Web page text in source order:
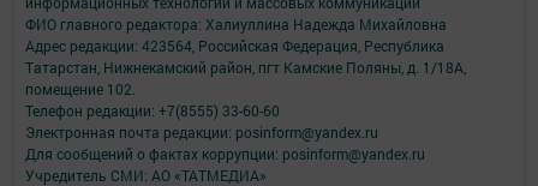
ФИО главного редактора: Халиуллина Надежда Михайловна
Адрес редакции: 423564, Российская Федерация, Республика
Татарстан, Нижнекамский район, пгт Камские Поляны, д. 1/18А,
помещение 102.
Телефон редакции: +7(8555) 33-60-60
Электронная почта редакции: posinform@yandex.ru
Для сообщений о фактах коррупции: posinform@yandex.ru
Учредитель СМИ: АО «ТАТМЕДИА»